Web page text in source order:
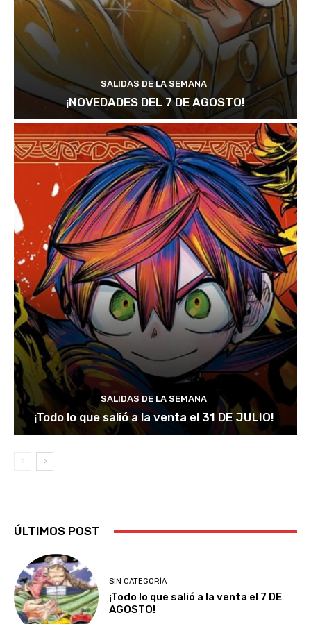
SALIDAS DE LA SEMANA
¡NOVEDADES DEL 7 DE AGOSTO!
SALIDAS DE LA SEMANA
¡Todo lo que salió a la venta el 31 DE JULIO!
ÚLTIMOS POST
SIN CATEGORÍA
¡Todo lo que salió a la venta el 7 DE
AGOSTO!